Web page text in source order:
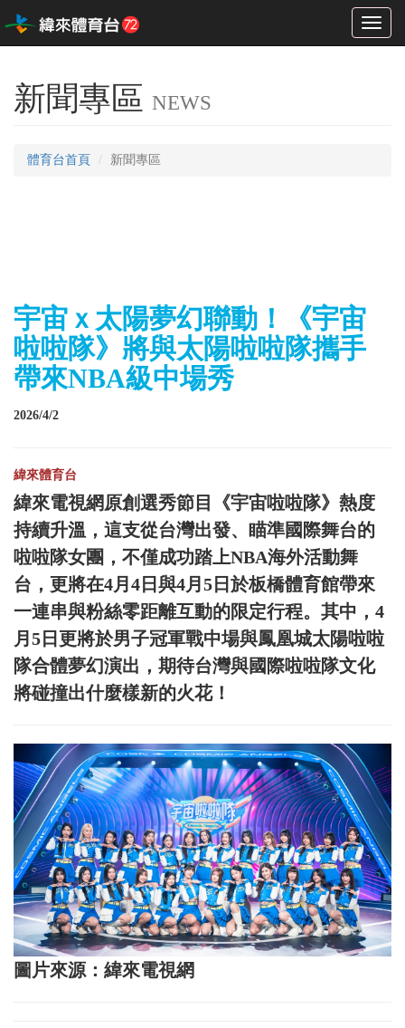
Toggle
新聞專區 NEWS
體育台首頁 新聞專區
宇宙ｘ太陽夢幻聯動！《宇宙
啦啦隊》將與太陽啦啦隊攜手
帶來NBA級中場秀
2026/4/2
緯來體育台
緯來電視網原創選秀節目《宇宙啦啦隊》熱度
持續升溫，這支從台灣出發、瞄準國際舞台的
啦啦隊女團，不僅成功踏上NBA海外活動舞
台，更將在4月4日與4月5日於板橋體育館帶來
一連串與粉絲零距離互動的限定行程。其中，4
月5日更將於男子冠軍戰中場與鳳凰城太陽啦啦
隊合體夢幻演出，期待台灣與國際啦啦隊文化
將碰撞出什麼樣新的火花！
圖片來源：緯來電視網